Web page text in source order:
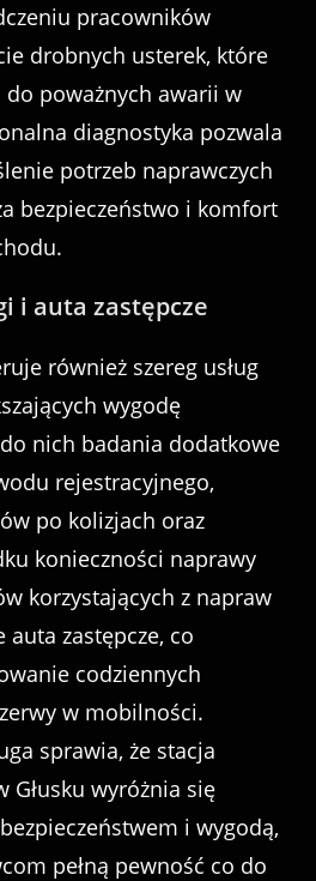
pracowników
drobnych usterek, które
do poważnych awarii w
diagnostyka pozwala
potrzeb naprawczych
bezpieczeństwo i komfort
i auta zastępcze
również szereg usług
wygodę
nich badania dodatkowe
rejestracyjnego,
po kolizjach oraz
konieczności naprawy
korzystających z napraw
zastępcze, co
codziennych
w mobilności.
sprawia, że stacja
wyróżnia się
i wygodą,
pełną pewność co do